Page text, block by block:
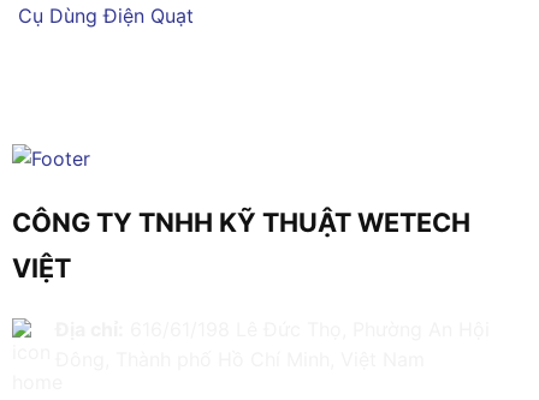
Cụ Dùng Điện Quạt
CÔNG TY TNHH KỸ THUẬT WETECH
VIỆT